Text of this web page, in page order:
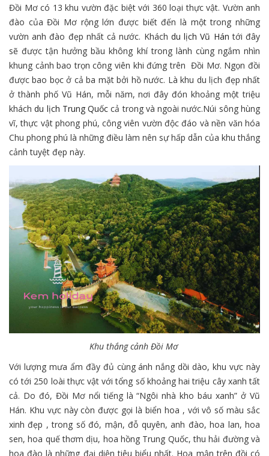
Đồi Mơ có 13 khu vườn đặc biệt với 360 loại thực vật. Vườn anh
đào của Đồi Mơ rộng lớn được biết đến là một trong những
vườn anh đào đẹp nhất cả nước. Khách du lịch Vũ Hán tới đây
sẽ được tận hưởng bầu không khí trong lành cùng ngắm nhìn
khung cảnh bao trọn công viên khi đứng trên Đồi Mơ. Ngọn đồi
được bao bọc ở cả ba mặt bởi hồ nước. Là khu du lịch đẹp nhất
ở thành phố Vũ Hán, mỗi năm, nơi đây đón khoảng một triệu
kháchdu lịch Trung Quốc cả trong và ngoài nước.Núi sông hùng
vĩ, thực vật phong phú, công viên vườn độc đáo và nền văn hóa
Chu phong phú là những điều làm nên sự hấp dẫn của khu thắng
cảnh tuyệt đẹp này.
Khu thắng cảnh Đồi Mơ
Với lượng mưa ẩm đầy đủ cùng ánh nắng dồi dào, khu vực này
có tới 250 loài thực vật với tổng số khoảng hai triệu cây xanh tất
cả. Do đó, Đồi Mơ nổi tiếng là “Ngôi nhà kho báu xanh” ở Vũ
Hán. Khu vực này còn được gọi là biển hoa , với vô số màu sắc
xinh đẹp , trong số đó, mận, đỗ quyên, anh đào, hoa lan, hoa
sen, hoa quế thơm dịu, hoa hồng Trung Quốc, thu hải đường và
hoa đào là những đại diện tiêu biểu nhất. Hoa mận trên đồi có